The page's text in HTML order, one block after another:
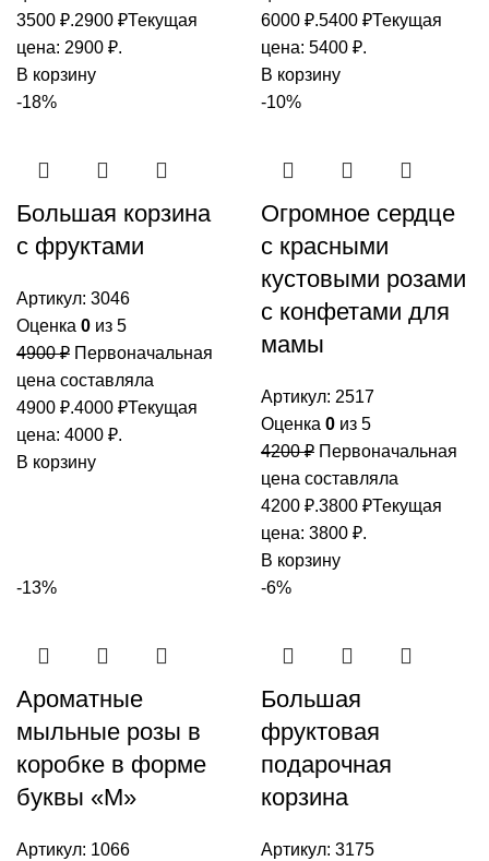
3500 ₽.2900 ₽Текущая
цена: 2900 ₽.
В корзину
6000 ₽.5400 ₽Текущая
цена: 5400 ₽.
В корзину
-18%
Большая корзина
с фруктами
Артикул: 3046
Оценка 0 из 5
4900₽ Первоначальная
цена составляла
4900 ₽.4000 ₽Текущая
цена: 4000 ₽.
В корзину
-10%
Огромное сердце
с красными
кустовыми розами
с конфетами для
мамы
Артикул: 2517
Оценка 0 из 5
4200₽ Первоначальная
цена составляла
4200 ₽.3800 ₽Текущая
цена: 3800 ₽.
В корзину
-13%
Ароматные
мыльные розы в
коробке в форме
буквы «М»
Артикул: 1066
-6%
Большая
фруктовая
подарочная
корзина
Артикул: 3175